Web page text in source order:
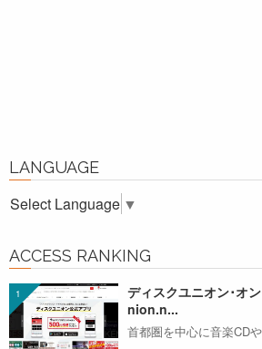
LANGUAGE
Select Language ▼
ACCESS RANKING
ディスクユニオン･オ
nion.n...
首都圏を中心に音楽CD